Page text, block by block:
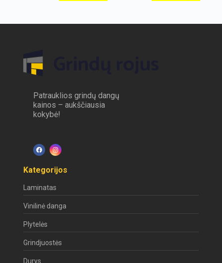
Patrauklios grindų dangų
kainos – aukščiausia
kokybė!
Kategorijos
Laminatas
Vinilinė danga
Plytelės
Grindjuostės
Durys